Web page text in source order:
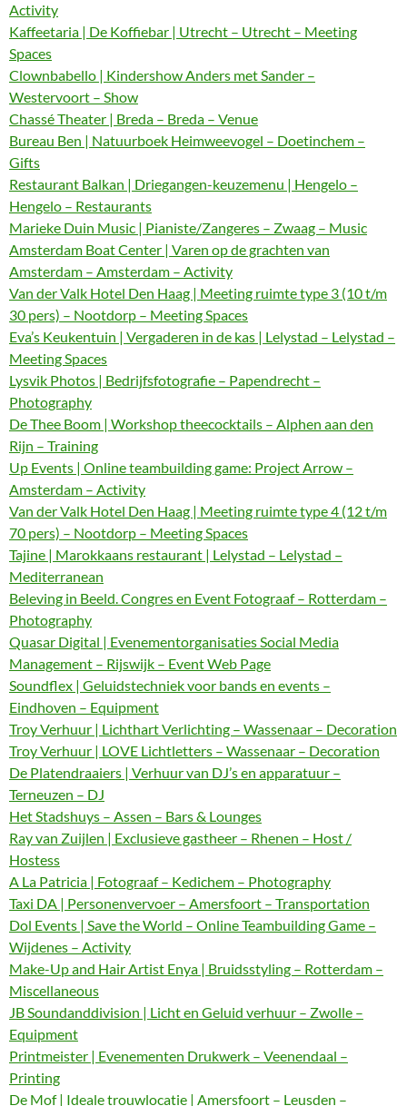
Activity
Kaffeetaria | De Koffiebar | Utrecht – Utrecht – Meeting
Spaces
Clownbabello | Kindershow Anders met Sander –
Westervoort – Show
Chassé Theater | Breda – Breda – Venue
Bureau Ben | Natuurboek Heimweevogel – Doetinchem –
Gifts
Restaurant Balkan | Driegangen-keuzemenu | Hengelo –
Hengelo – Restaurants
Marieke Duin Music | Pianiste/Zangeres – Zwaag – Music
Amsterdam Boat Center | Varen op de grachten van
Amsterdam – Amsterdam – Activity
Van der Valk Hotel Den Haag | Meeting ruimte type 3 (10 t/m
30 pers) – Nootdorp – Meeting Spaces
Eva’s Keukentuin | Vergaderen in de kas | Lelystad – Lelystad –
Meeting Spaces
Lysvik Photos | Bedrijfsfotografie – Papendrecht –
Photography
De Thee Boom | Workshop theecocktails – Alphen aan den
Rijn – Training
Up Events | Online teambuilding game: Project Arrow –
Amsterdam – Activity
Van der Valk Hotel Den Haag | Meeting ruimte type 4 (12 t/m
70 pers) – Nootdorp – Meeting Spaces
Tajine | Marokkaans restaurant | Lelystad – Lelystad –
Mediterranean
Beleving in Beeld. Congres en Event Fotograaf – Rotterdam –
Photography
Quasar Digital | Evenementorganisaties Social Media
Management – Rijswijk – Event Web Page
Soundflex | Geluidstechniek voor bands en events –
Eindhoven – Equipment
Troy Verhuur | Lichthart Verlichting – Wassenaar – Decoration
Troy Verhuur | LOVE Lichtletters – Wassenaar – Decoration
De Platendraaiers | Verhuur van DJ’s en apparatuur –
Terneuzen – DJ
Het Stadshuys – Assen – Bars & Lounges
Ray van Zuijlen | Exclusieve gastheer – Rhenen – Host /
Hostess
A La Patricia | Fotograaf – Kedichem – Photography
Taxi DA | Personenvervoer – Amersfoort – Transportation
Dol Events | Save the World – Online Teambuilding Game –
Wijdenes – Activity
Make-Up and Hair Artist Enya | Bruidsstyling – Rotterdam –
Miscellaneous
JB Soundanddivision | Licht en Geluid verhuur – Zwolle –
Equipment
Printmeister | Evenementen Drukwerk – Veenendaal –
Printing
De Mof | Ideale trouwlocatie | Amersfoort – Leusden –